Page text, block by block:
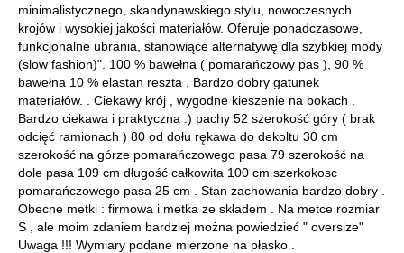
minimalistycznego, skandynawskiego stylu, nowoczesnych
krojów i wysokiej jakości materiałów. Oferuje ponadczasowe,
funkcjonalne ubrania, stanowiące alternatywę dla szybkiej mody
(slow fashion)". 100 % bawełna ( pomarańczowy pas ), 90 %
bawełna 10 % elastan reszta . Bardzo dobry gatunek
materiałów. . Ciekawy krój , wygodne kieszenie na bokach .
Bardzo ciekawa i praktyczna :) pachy 52 szerokość góry ( brak
odcięć ramionach ) 80 od dołu rękawa do dekoltu 30 cm
szerokość na górze pomarańczowego pasa 79 szerokość na
dole pasa 109 cm długość całkowita 100 cm szerkokosc
pomarańczowego pasa 25 cm . Stan zachowania bardzo dobry .
Obecne metki : firmowa i metka ze składem . Na metce rozmiar
S , ale moim zdaniem bardziej można powiedzieć " oversize"
Uwaga !!! Wymiary podane mierzone na płasko .